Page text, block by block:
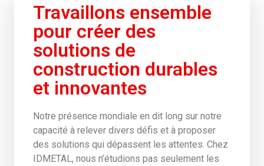
Travaillons ensemble
pour créer des
solutions de
construction durables
et innovantes
Notre présence mondiale en dit long sur notre
capacité à relever divers défis et à proposer
des solutions qui dépassent les attentes. Chez
IDMETAL, nous n’étudions pas seulement les